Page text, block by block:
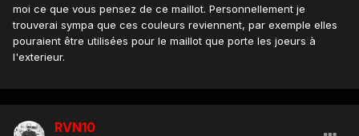
moi ce que vous pensez de ce maillot. Personnellement je
trouverai sympa que ces couleurs reviennent, par exemple elles
pouraient être utilisées pour le maillot que porte les joeurs à
l'exterieur.
RVN10